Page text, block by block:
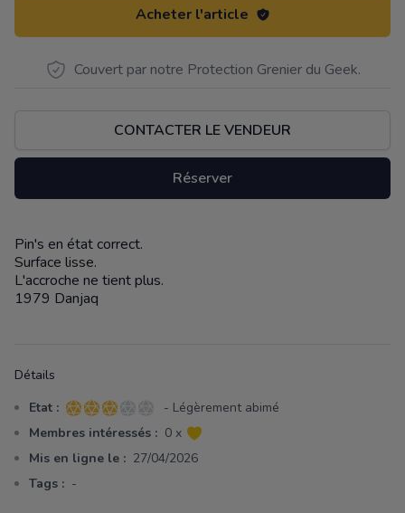
Acheter l'article
Couvert par notre Protection Grenier du Geek.
CONTACTER LE VENDEUR
Réserver
Description
Pin's en état correct.
Surface lisse.
L'accroche ne tient plus.
1979 Danjaq
Détails
Etat : 3 sur 5 étoiles
- Légèrement abimé
Membres intéressés : 0 x
Mis en ligne le : 27/04/2026
Tags : -